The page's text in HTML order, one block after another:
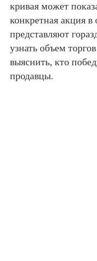
кривая может
конкретная акция в
представляют
узнать объем
выяснить, кто
продавцы.